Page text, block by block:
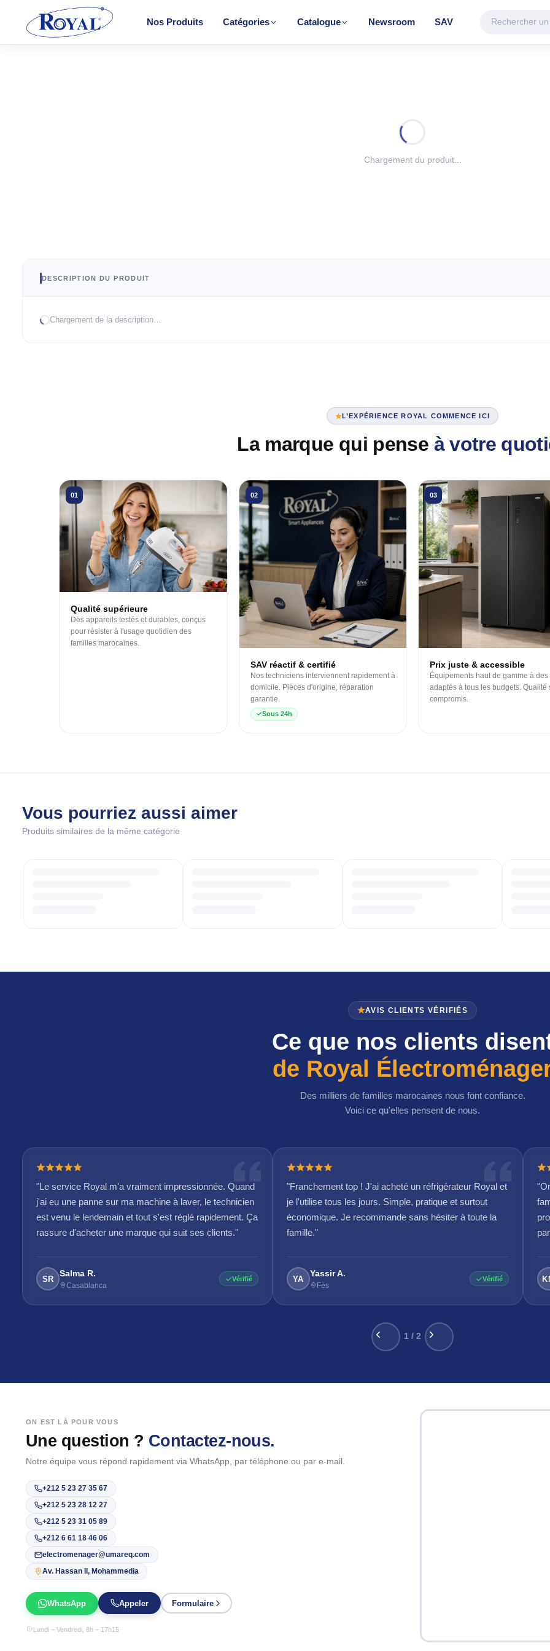
Nos Produits Catégories Catalogue Newsroom SAV
TRAITEMENT D'AIR
Chargement du produit...
DESCRIPTION DU PRODUIT
Chargement de la description…
L’EXPÉRIENCE ROYAL COMMENCE ICI
La marque qui pense à votre
01
Qualité supérieure
Des appareils testés et durables, conçus
pour résister à l'usage quotidien des
familles marocaines.
02
SAV réactif & certifié
Nos techniciens interviennent rapidement à
domicile. Pièces d'origine, réparation
garantie.
Sous 24h
03
Prix juste & accessible
Équipements haut de gamme à des
adaptés à tous les budgets. Qualité
compromis.
Vous pourriez aussi aimer
Produits similaires de la même catégorie
AVIS CLIENTS VÉRIFIÉS
Ce que nos clients
de Royal
Des milliers de familles marocaines nous font confiance.
Voici ce qu'elles pensent de nous.
"Le service Royal m'a vraiment impressionnée. Quand
j'ai eu une panne sur ma machine à laver, le technicien
est venu le lendemain et tout s'est réglé rapidement. Ça
rassure d'acheter une marque qui suit ses clients."
SR
Salma R.
Casablanca
Vérifié
"Franchement top ! J'ai acheté un réfrigérateur Royal et
je l'utilise tous les jours. Simple, pratique et surtout
économique. Je recommande sans hésiter à toute la
famille."
YA
Yassir A.
Fès
Vérifié
1 / 2
ON EST LÀ POUR VOUS
Une question ? Contactez-nous.
Notre équipe vous répond rapidement via WhatsApp, par téléphone ou par e-mail.
+212 5 23 27 35 67
+212 5 23 28 12 27
+212 5 23 31 05 89
+212 6 61 18 46 06
electromenager@umareq.com
Av. Hassan II, Mohammedia
WhatsApp Appeler Formulaire
Lundi – Vendredi, 8h – 17h15